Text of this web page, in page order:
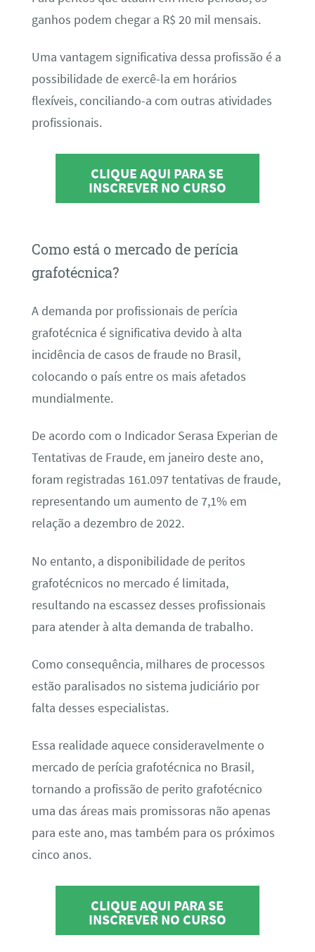
ganhos podem chegar a R$ 20 mil mensais.
Uma vantagem significativa dessa profissão é a
possibilidade de exercê-la em horários
flexíveis, conciliando-a com outras atividades
profissionais.
CLIQUE AQUI PARA SE
INSCREVER NO CURSO
Como está o mercado de perícia
grafotécnica?
A demanda por profissionais de perícia
grafotécnica é significativa devido à alta
incidência de casos de fraude no Brasil,
colocando o país entre os mais afetados
mundialmente.
De acordo com o Indicador Serasa Experian de
Tentativas de Fraude, em janeiro deste ano,
foram registradas 161.097 tentativas de fraude,
representando um aumento de 7,1% em
relação a dezembro de 2022.
No entanto, a disponibilidade de peritos
grafotécnicos no mercado é limitada,
resultando na escassez desses profissionais
para atender à alta demanda de trabalho.
Como consequência, milhares de processos
estão paralisados no sistema judiciário por
falta desses especialistas.
Essa realidade aquece consideravelmente o
mercado de perícia grafotécnica no Brasil,
tornando a profissão de perito grafotécnico
uma das áreas mais promissoras não apenas
para este ano, mas também para os próximos
cinco anos.
CLIQUE AQUI PARA SE
INSCREVER NO CURSO